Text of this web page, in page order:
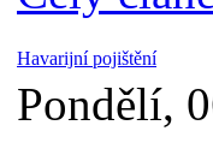
Havarijní pojištění
Pondělí,